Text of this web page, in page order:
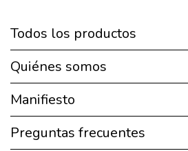
Todos los productos
Quiénes somos
Manifiesto
Preguntas frecuentes